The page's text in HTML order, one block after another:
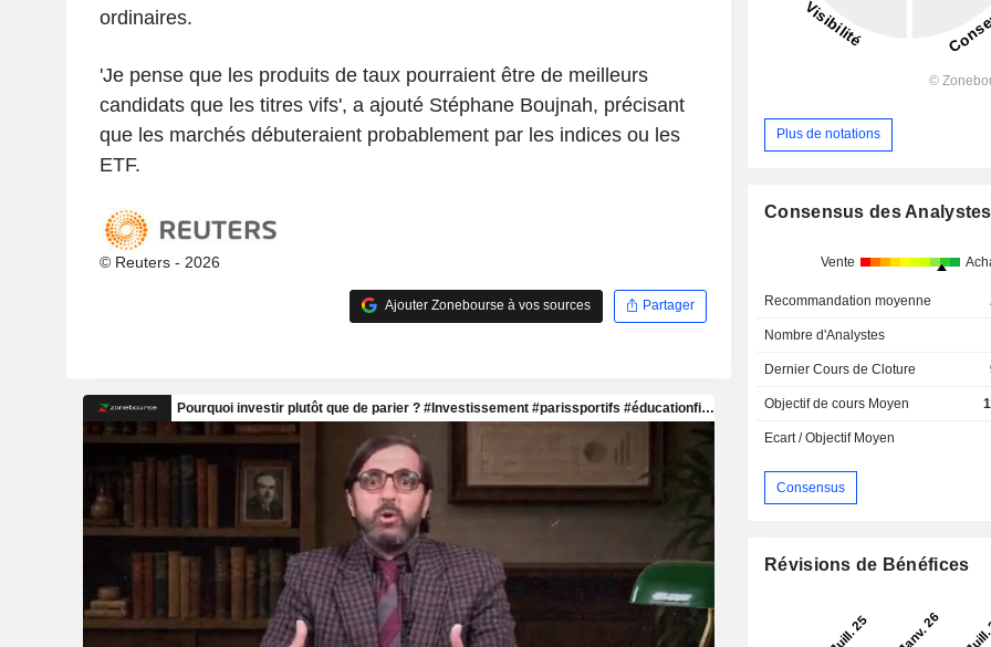
ordinaires.
'Je pense que les produits de taux pourraient être de meilleurs
candidats que les titres vifs', a ajouté Stéphane Boujnah, précisant
que les marchés débuteraient probablement par les indices ou les
ETF.
© Reuters - 2026
Ajouter Zonebourse à vos sources Partager
Plus de notations
Consensus des Analystes
Vente
Recommandation moyenne
Nombre d'Analystes
Dernier Cours de Cloture
Objectif de cours Moyen
Ecart / Objectif Moyen
Consensus
Révisions de Bénéfices